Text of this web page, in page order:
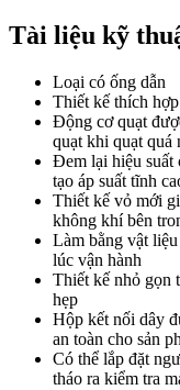
Tài liệu kỹ
Loại có ống dẫn
Thiết kế thích
Động cơ quạt
quạt khi quạt quá
Đem lại hiệu suất
tạo áp suất tĩnh
Thiết kế vỏ mới
không khí bên
Làm bằng vật
lúc vận hành
Thiết kế nhỏ gọn
hẹp
Hộp kết nối dây
an toàn cho sản
Có thể lắp đặt
tháo ra kiểm tra